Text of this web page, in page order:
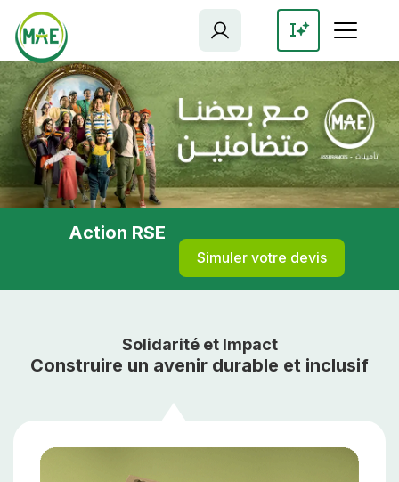
contenu
principal
Action RSE
Simuler votre devis
Solidarité et Impact
Construire un avenir durable et inclusif